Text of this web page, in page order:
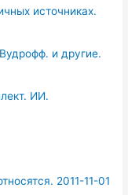
источниках.
и другие.
ИИ.
2011-11-01